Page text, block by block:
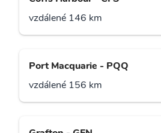
vzdálené 146 km
Port Macquarie - PQQ
vzdálené 156 km